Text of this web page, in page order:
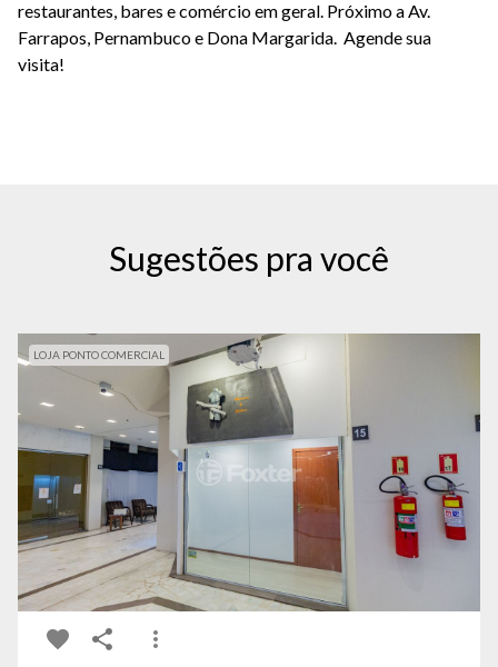
restaurantes, bares e comércio em geral. Próximo a Av.
Farrapos, Pernambuco e Dona Margarida. Agende sua
visita!
Sugestões pra você
LOJA PONTO COMERCIAL